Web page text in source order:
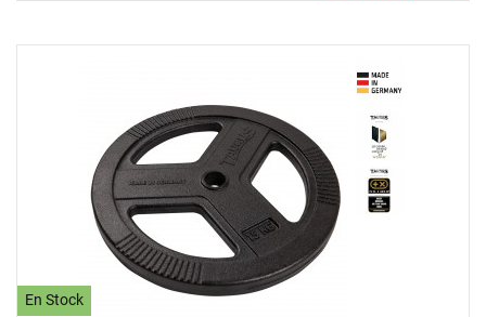
En Stock